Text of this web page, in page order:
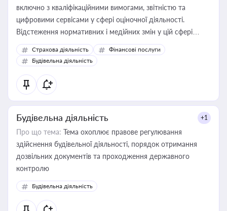
включно з кваліфікаційними вимогами, звітністю та
цифровими сервісами у сфері оціночної діяльності.
Відстеження нормативних і медійних змін у цій сфері
корисне для власника бізнесу, керівника, юриста або
бухгалтера під час оподаткування, приватизації, оренди
державного майна, корпоративних угод і перевірки
статусу суб'єктів оціночної діяльності
Страхова діяльність
Фінансові послуги
Будівельна діяльність
Будівельна діяльність +1
Про що тема: Тема охоплює правове регулювання
здійснення будівельної діяльності, порядок отримання
дозвільних документів та проходження державного
контролю
Будівельна діяльність